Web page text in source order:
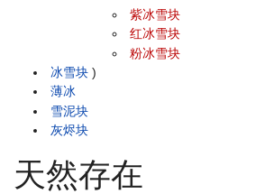
冰雪块
紫冰雪块
红冰雪块
粉冰雪块
)
薄冰
雪泥块
灰烬块
天然存在